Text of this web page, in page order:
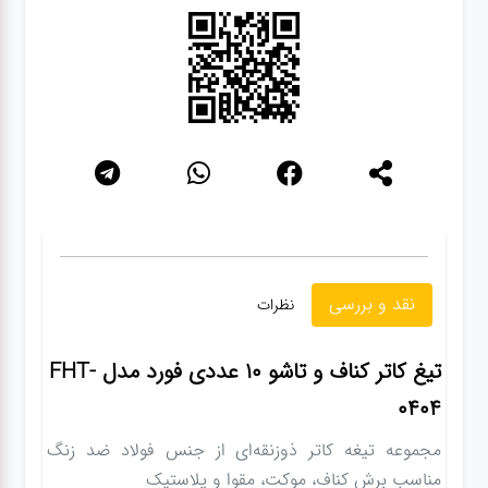
نقد و بررسی نظرات
تیغ کاتر کناف و تاشو 10 عددی فورد مدل FHT-
0404
مجموعه تیغه کاتر ذوزنقه‌ای از جنس فولاد ضد زنگ
مناسب برش کناف، موکت، مقوا و پلاستیک